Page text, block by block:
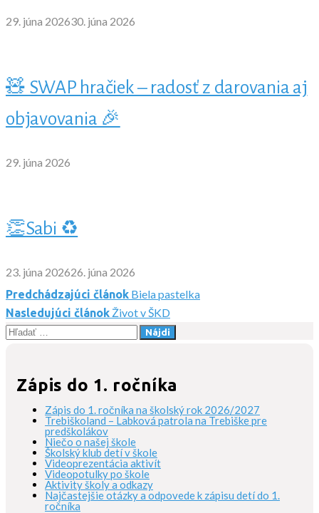
29. júna 202630. júna 2026
🧸 SWAP hračiek – radosť z darovania aj
objavovania 🎉
29. júna 2026
👏Sabi ♻️
23. júna 202626. júna 2026
Navigácia
v
článku
Predchádzajúci článok Biela pastelka
Nasledujúci článok Život v ŠKD
Hľadať:
Zápis do 1. ročníka
Zápis do 1. ročníka na školský rok 2026/2027
Trebiškoland – Labková patrola na Trebiške pre
predškolákov
Niečo o našej škole
Školský klub detí v škole
Videoprezentácia aktivít
Videopotulky po škole
Aktivity školy a odkazy
Najčastejšie otázky a odpovede k zápisu detí do 1.
ročníka